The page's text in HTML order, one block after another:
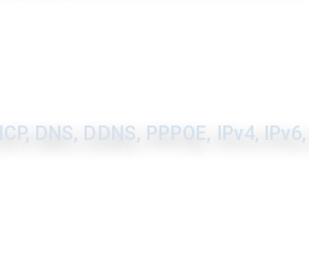
DNS, DDNS, PPPOE, IPv4,